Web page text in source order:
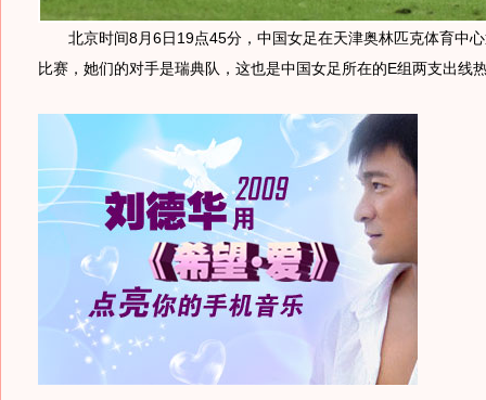
北京时间8月6日19点45分，中国女足在天津奥林匹克体育中心
比赛，她们的对手是瑞典队，这也是中国女足所在的E组两支出线